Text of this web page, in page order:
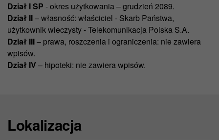
Dział I SP - okres użytkowania – grudzień 2089.
Dział II– własność: właściciel - Skarb Państwa,
użytkownik wieczysty - Telekomunikacja Polska S.A.
Dział III– prawa, roszczenia i ograniczenia: nie zawiera
wpisów.
Dział IV – hipoteki: nie zawiera wpisów.
Lokalizacja